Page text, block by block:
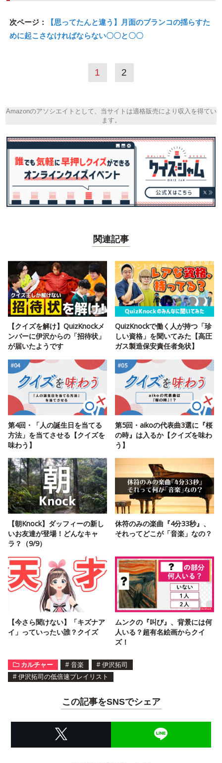
次ページ：
【思ってたんと違う】月面のブランコの揺らすた
めに起こさなければならない〇〇と〇〇
1 2
Amazonのアソシエイトとして、当サイトは適格販売により収入を得てい
ます。
関連記事
【クイズを解け】QuizKnockメ
ンバーに伊沢からの「招待状」
が届いたようです
QuizKnockで働く人が持つ「珍
しい資格」を聞いてみた【高圧
ガス製造保安責任者免状】
第4回・「人の誕生日を当てる
方法」を当てさせる【クイズを
味わう】
第5回・aikoの代表曲3選に『桜
の時』は入るか【クイズを味わ
う】
【朝Knock】ダッフィーの新し
いお友達が登場！どんなキャ
ラ？（9/9）
休符のみの楽曲『4分33秒』、
それってどこが「音楽」なの？
【今さら聞けない】「キズナア
イ」っていったい誰？クイズ
ムンクの『叫び』、背景には何
人いる？超有名絵画からクイ
ズ！
カルチャー # 音楽 # 伊沢拓司
# 伊沢拓司の低倍速プレイリスト
この記事をSNSでシェア